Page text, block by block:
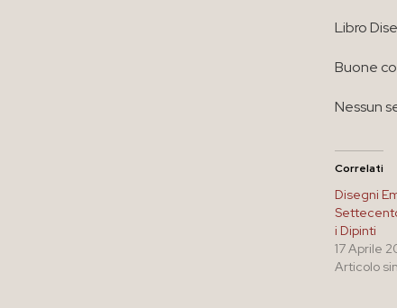
Libro
Buone
Nessun
Correlati
Disegni
i Dipinti
17 Aprile
Articolo